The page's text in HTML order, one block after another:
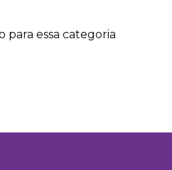
para essa categoria